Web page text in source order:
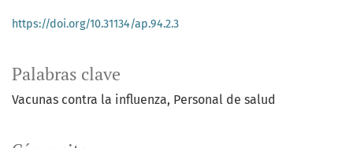
Palabras clave
Vacunas contra la influenza Personal de salud
https://doi.org/10.31134/ap.94.2.3